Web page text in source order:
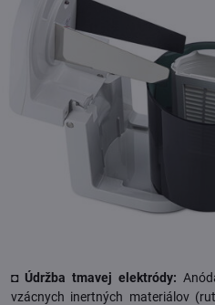
◘ Údržba tmavej elektródy:
vzácnych inertných materiálov